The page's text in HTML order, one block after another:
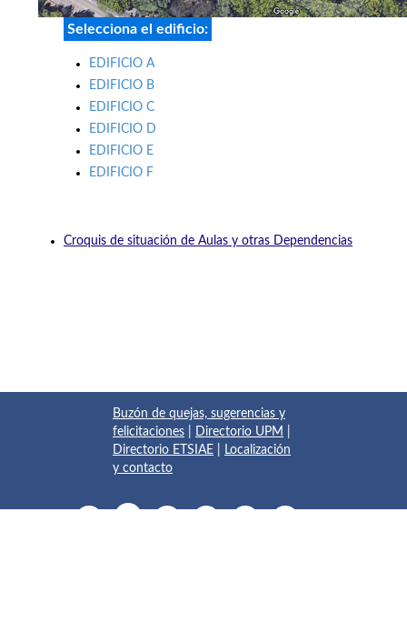
Selecciona el edificio:
EDIFICIO A
EDIFICIO B
EDIFICIO C
EDIFICIO D
EDIFICIO E
EDIFICIO F
Croquis de situación de Aulas y otras Dependencias
Buzón de quejas, sugerencias y
felicitaciones
Directorio UPM
Directorio ETSIAE
Localización
y contacto